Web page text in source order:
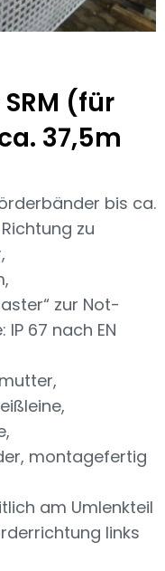
(für
37,5m
bis ca.
zu
zur Not-
67 nach EN
montagefertig
am Umlenkteil
links